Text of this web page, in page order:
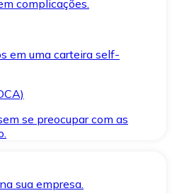
complicações.
em uma carteira self-
se preocupar com as
sua empresa.